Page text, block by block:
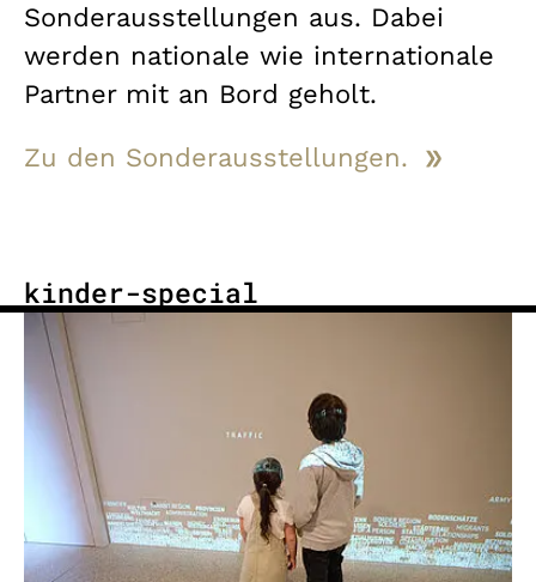
Sonderausstellungen aus. Dabei
werden nationale wie internationale
Partner mit an Bord geholt.
Zu den Sonderausstellungen.
kinder-special